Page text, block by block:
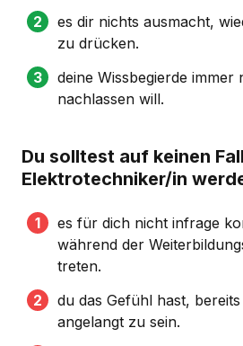
es dir nichts ausmacht,
zu drücken.
deine Wissbegierde immer
nachlassen will.
Du solltest auf keinen Fall
Elektrotechniker/in
es für dich nicht infrage
während der
treten.
du das Gefühl hast,
angelangt zu sein.